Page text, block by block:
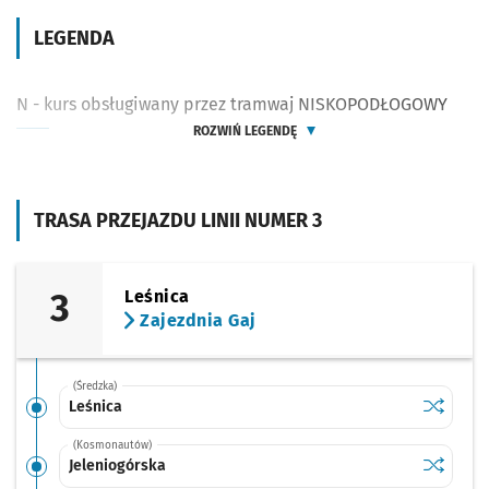
TRASA PRZEJAZDU LINII NUMER 3
3
Leśnica
Zajezdnia Gaj
(Średzka)
Leśnica Sprawdź
Leśnica
(Kosmonautów)
Jeleniogórska Sprawdź
LEGENDA
N - kurs obsługiwany przez tramwaj NISKOPODŁOGOWY
ROZWIŃ LEGENDĘ